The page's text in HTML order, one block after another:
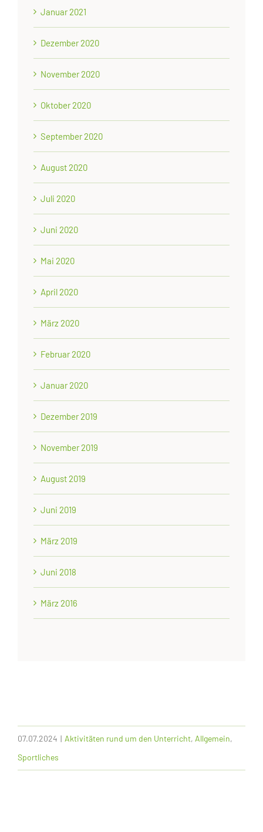
Januar 2021
Dezember 2020
November 2020
Oktober 2020
September 2020
August 2020
Juli 2020
Juni 2020
Mai 2020
April 2020
März 2020
Februar 2020
Januar 2020
Dezember 2019
November 2019
August 2019
Juni 2019
März 2019
Juni 2018
März 2016
07.07.2024 | Aktivitäten rund um den Unterricht, Allgemein,
Sportliches